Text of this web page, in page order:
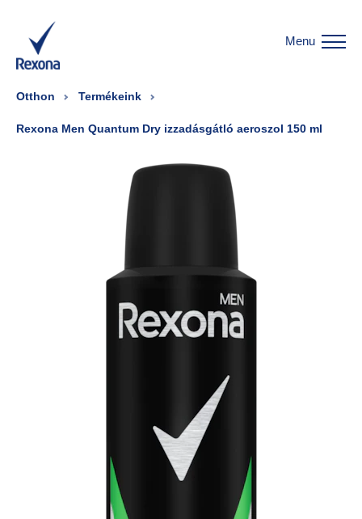
Menu
Otthon Termékeink
Rexona Men Quantum Dry izzadásgátló aeroszol 150 ml